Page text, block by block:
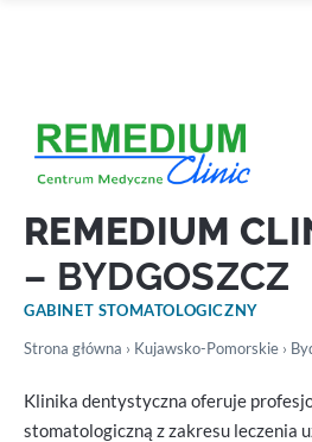
REMEDIUM
– BYDGOSZCZ
GABINET STOMATOLOGICZNY
Strona główna › Kujawsko-Pomorskie ›
Klinika dentystyczna oferuje
stomatologiczną z zakresu leczenia